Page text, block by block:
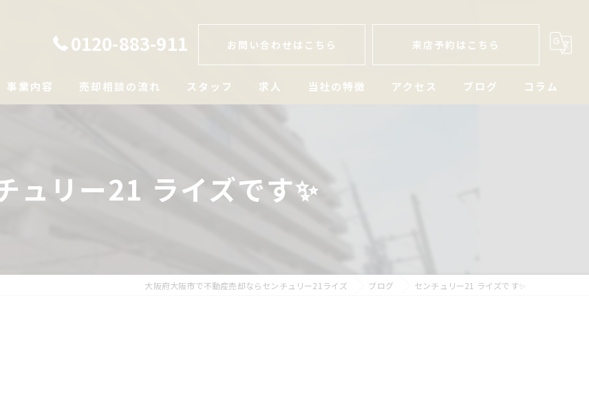
0120-883-911 お問い合わせはこちら 来店予約はこちら
事業内容 売却相談の流れ スタッフ 求人 当社の特徴
マンション
アクセス ブログ コラム
ュリー21 ライズです✨
大阪府大阪市で不動産売却ならセンチュリー21ライズ ブログ センチュリー21 ライズです✨